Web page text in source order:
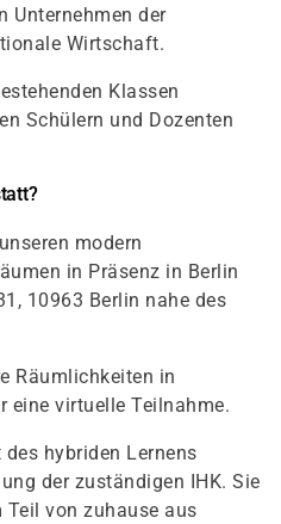
Unternehmen der
Wirtschaft.
Klassen
Schülern und Dozenten
modern
in Präsenz in Berlin
10963 Berlin nahe des
Räumlichkeiten in
eine virtuelle Teilnahme.
hybriden Lernens
der zuständigen IHK. Sie
Teil von zuhause aus